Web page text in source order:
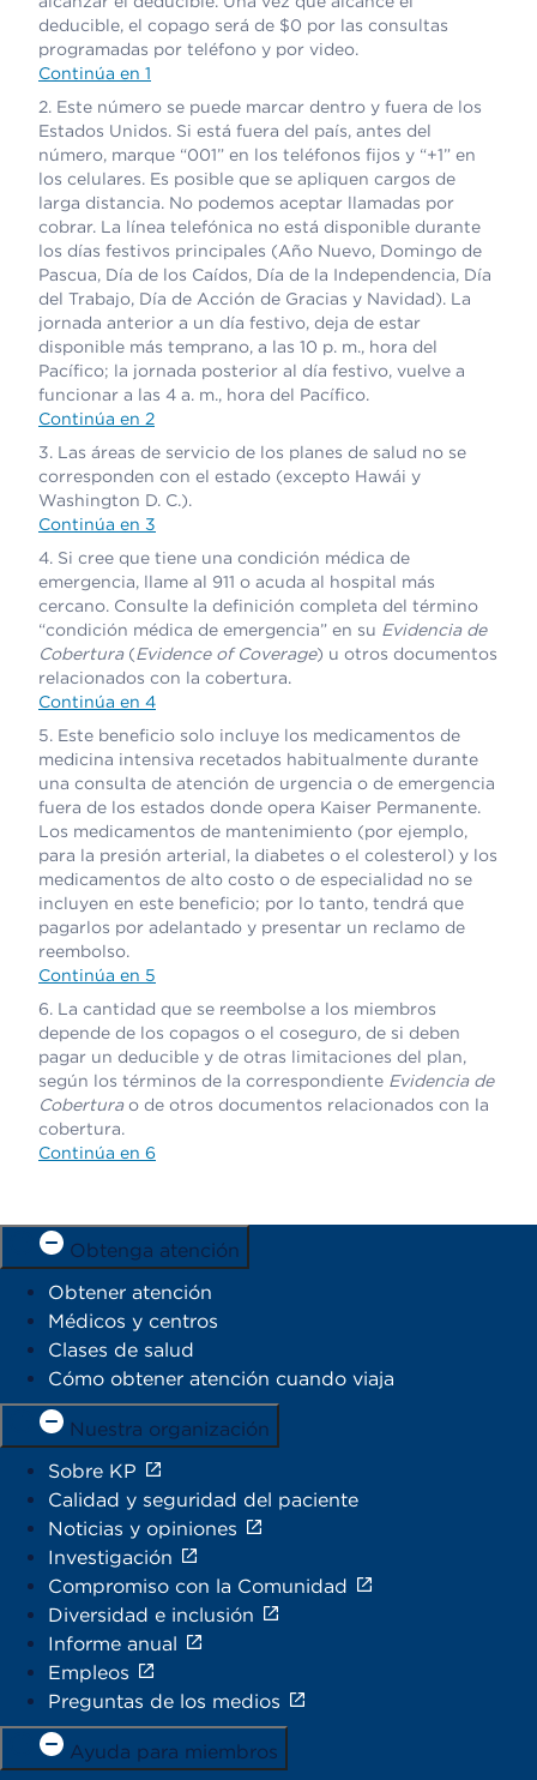
deducible, el copago será de $0 por las consultas
programadas por teléfono y por video.
Continúa en 1
Este número se puede marcar dentro y fuera de los
Estados Unidos. Si está fuera del país, antes del
número, marque “001” en los teléfonos fijos y “+1” en
los celulares. Es posible que se apliquen cargos de
larga distancia. No podemos aceptar llamadas por
cobrar. La línea telefónica no está disponible durante
los días festivos principales (Año Nuevo, Domingo de
Pascua, Día de los Caídos, Día de la Independencia, Día
del Trabajo, Día de Acción de Gracias y Navidad). La
jornada anterior a un día festivo, deja de estar
disponible más temprano, a las 10 p. m., hora del
Pacífico; la jornada posterior al día festivo, vuelve a
funcionar a las 4 a. m., hora del Pacífico.
Continúa en 2
Las áreas de servicio de los planes de salud no se
corresponden con el estado (excepto Hawái y
Washington D. C.).
Continúa en 3
Si cree que tiene una condición médica de
emergencia, llame al 911 o acuda al hospital más
cercano. Consulte la definición completa del término
“condición médica de emergencia” en su Evidencia de
Cobertura(Evidence of Coverage) u otros documentos
relacionados con la cobertura.
Continúa en 4
Este beneficio solo incluye los medicamentos de
medicina intensiva recetados habitualmente durante
una consulta de atención de urgencia o de emergencia
fuera de los estados donde opera Kaiser Permanente.
Los medicamentos de mantenimiento (por ejemplo,
para la presión arterial, la diabetes o el colesterol) y los
medicamentos de alto costo o de especialidad no se
incluyen en este beneficio; por lo tanto, tendrá que
pagarlos por adelantado y presentar un reclamo de
reembolso.
Continúa en 5
La cantidad que se reembolse a los miembros
depende de los copagos o el coseguro, de si deben
pagar un deducible y de otras limitaciones del plan,
según los términos de la correspondiente Evidencia de
Coberturao de otros documentos relacionados con la
cobertura.
Continúa en 6
Obtenga atención
Obtener atención
Médicos y centros
Clases de salud
Cómo obtener atención cuando viaja
Nuestra organización
Sobre KP
Calidad y seguridad del paciente
Noticias y opiniones
Investigación
Compromiso con la Comunidad
Diversidad e inclusión
Informe anual
Empleos
Preguntas de los medios
Ayuda para miembros